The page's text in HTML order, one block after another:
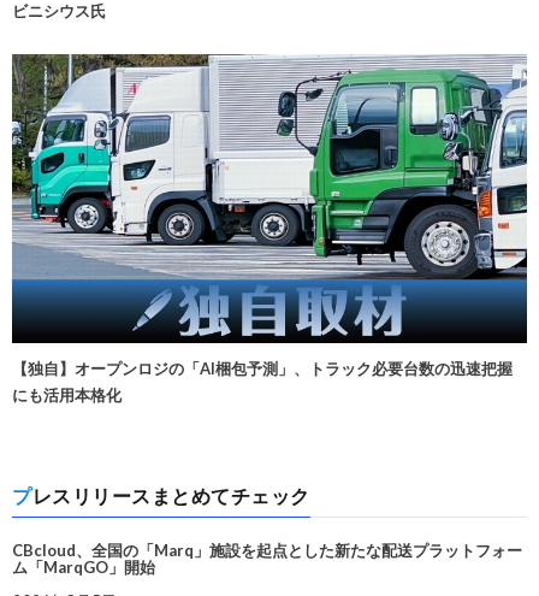
ビニシウス氏
【独自】オープンロジの「AI梱包予測」、トラック必要台数の迅速把握
にも活用本格化
プレスリリースまとめてチェック
CBcloud、全国の「Marq」施設を起点とした新たな配送プラットフォー
ム「MarqGO」開始